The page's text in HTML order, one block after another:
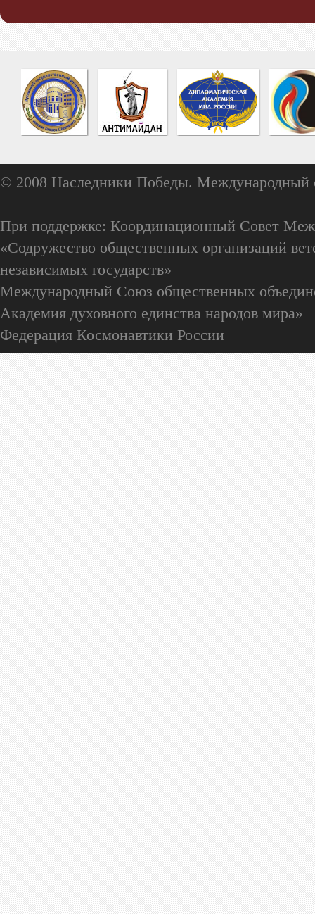
© 2008 Наследники Победы. Международный
При поддержке: Координационный Совет
«Содружество общественных организаций
независимых государств»
Международный Союз общественных
Академия духовного единства народов мира»
Федерация Космонавтики России